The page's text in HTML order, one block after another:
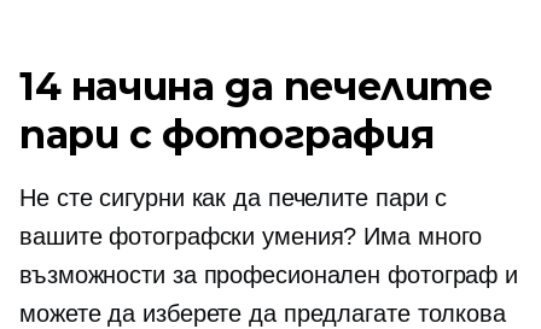
14 начина да печелите
пари с фотография
Не сте сигурни как да печелите пари с
вашите фотографски умения? Има много
възможности за професионален фотограф и
можете да изберете да предлагате толкова